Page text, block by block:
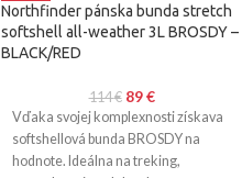
Northfinder pánska bunda stretch
softshell all-weather 3L BROSDY –
BLACK/RED
114€ 89€
Vďaka svojej komplexnosti získava
softshellová bunda BROSDY na
hodnote. Ideálna na treking,